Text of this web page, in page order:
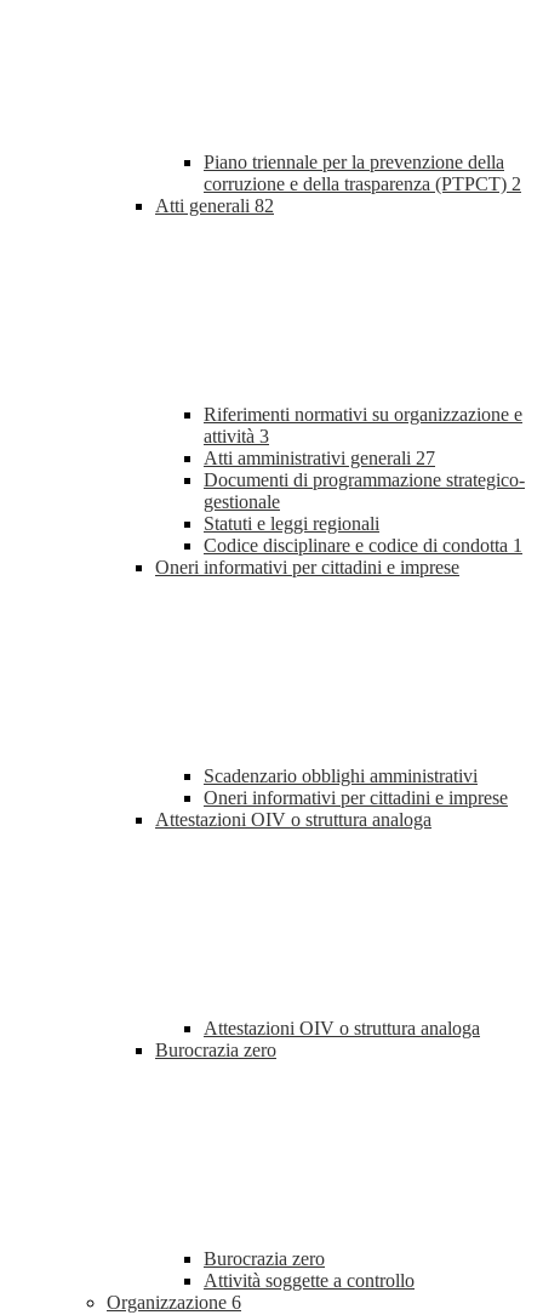
Piano triennale per la prevenzione della
corruzione e della trasparenza (PTPCT) 2
Atti generali 82
Riferimenti normativi su organizzazione e
attività 3
Atti amministrativi generali 27
Documenti di programmazione strategico-
gestionale
Statuti e leggi regionali
Codice disciplinare e codice di condotta 1
Oneri informativi per cittadini e imprese
Scadenzario obblighi amministrativi
Oneri informativi per cittadini e imprese
Attestazioni OIV o struttura analoga
Attestazioni OIV o struttura analoga
Burocrazia zero
Burocrazia zero
Attività soggette a controllo
Organizzazione 6